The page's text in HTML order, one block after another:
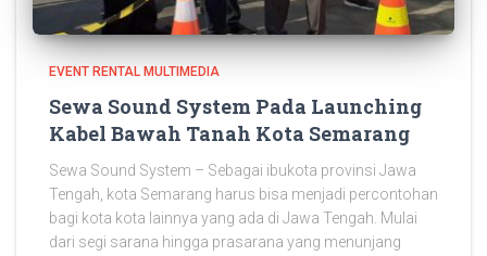
EVENT RENTAL MULTIMEDIA
Sewa Sound System Pada Launching
Kabel Bawah Tanah Kota Semarang
Sewa Sound System – Sebagai ibukota provinsi Jawa
Tengah, kota Semarang harus bisa menjadi percontohan
bagi kota kota lainnya yang ada di Jawa Tengah. Mulai
dari segi sarana hingga prasarana yang menunjang